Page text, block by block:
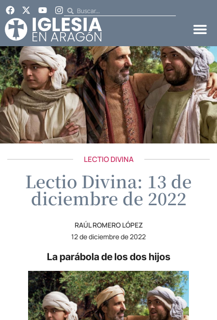
LECTIO DIVINA
Lectio Divina: 13 de
diciembre de 2022
RAÚL ROMERO LÓPEZ
12 de diciembre de 2022
La parábola de los dos hijos